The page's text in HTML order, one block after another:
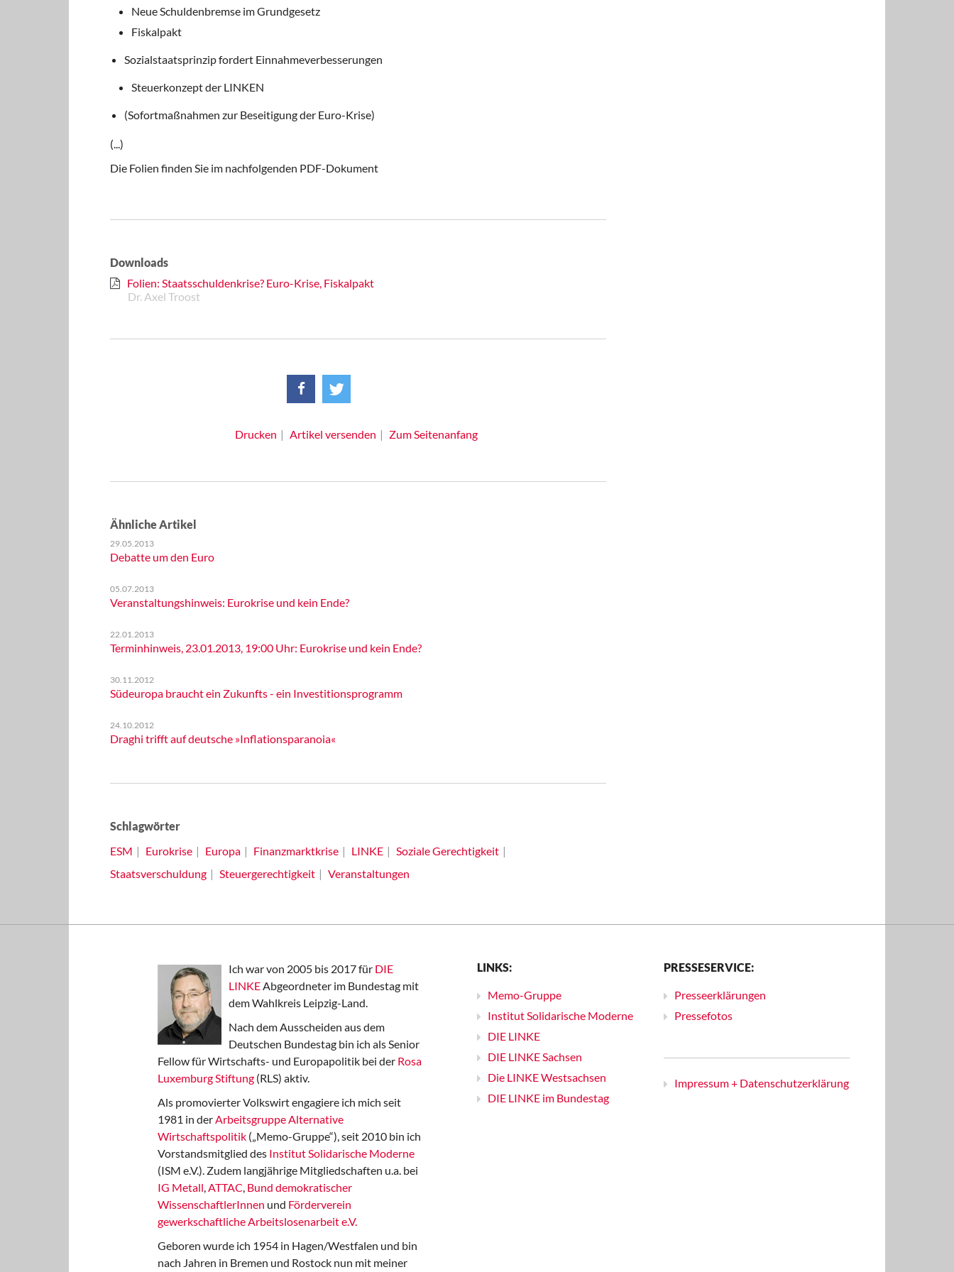
Neue Schuldenbremse im Grundgesetz
Fiskalpakt
Sozialstaatsprinzip fordert Einnahmeverbesserungen
Steuerkonzept der LINKEN
(Sofortmaßnahmen zur Beseitigung der Euro-Krise)
(...)
Die Folien finden Sie im nachfolgenden PDF-Dokument
Downloads
Folien: Staatsschuldenkrise? Euro-Krise, Fiskalpakt
Dr. Axel Troost
Drucken Artikel versenden Zum Seitenanfang
Ähnliche Artikel
29.05.2013
Debatte um den Euro
05.07.2013
Veranstaltungshinweis: Eurokrise und kein Ende?
22.01.2013
Terminhinweis, 23.01.2013, 19:00 Uhr: Eurokrise und kein Ende?
30.11.2012
Südeuropa braucht ein Zukunfts - ein Investitionsprogramm
24.10.2012
Draghi trifft auf deutsche »Inflationsparanoia«
Schlagwörter
ESM
Eurokrise Europa Finanzmarktkrise LINKE
Soziale Gerechtigkeit
Staatsverschuldung
Steuergerechtigkeit Veranstaltungen
Ich war von 2005 bis 2017 für DIE
LINKEAbgeordneter im Bundestag mit
dem Wahlkreis Leipzig-Land.
Nach dem Ausscheiden aus dem
Deutschen Bundestag bin ich als Senior
Fellow für Wirtschafts- und Europapolitik bei der Rosa
Luxemburg Stiftung (RLS) aktiv.
Als promovierter Volkswirt engagiere ich mich seit
1981 in derArbeitsgruppe Alternative
Wirtschaftspolitik („Memo-Gruppe“), seit 2010 bin ich
Vorstandsmitglied des Institut Solidarische Moderne
(ISM e.V.). Zudem langjährige Mitgliedschaften u.a. bei
IG Metall,ATTAC, Bund demokratischer
WissenschaftlerInnen und Förderverein
gewerkschaftliche Arbeitslosenarbeit e.V.
Geboren wurde ich 1954 in Hagen/Westfalen und bin
nach Jahren in Bremen und Rostock nun mit meiner
LINKS:
Memo-Gruppe
Institut Solidarische Moderne
DIE LINKE
DIE LINKE Sachsen
Die LINKE Westsachsen
DIE LINKE im Bundestag
PRESSESERVICE:
Presseerklärungen
Pressefotos
Impressum + Datenschutzerklärung